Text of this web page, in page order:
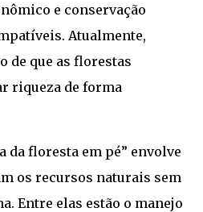
e conservação
Atualmente,
de que as florestas
riqueza de forma
da floresta em pé” envolve
os recursos naturais sem
Entre elas estão o manejo